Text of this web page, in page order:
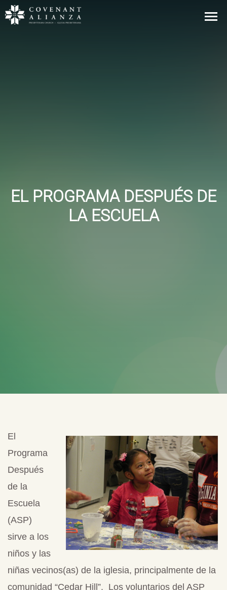
EL PROGRAMA DESPUÉS DE
LA ESCUELA
El
Programa
Después
de la
Escuela
(ASP)
sirve a los
niños y las
niñas vecinos(as) de la iglesia, principalmente de la
comunidad “Cedar Hill”. Los voluntarios del ASP